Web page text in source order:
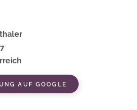
AUF GOOGLE